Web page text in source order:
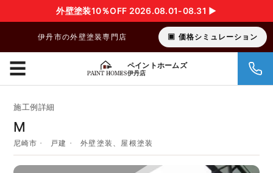
外壁塗装10％OFF 2026.08.01-08.31 ▶︎
伊丹市の外壁塗装専門店 価格シミュレーション
ペイントホームズ
伊丹店
☰
施工例詳細
M
尼崎市 戸建 外壁塗装、屋根塗装